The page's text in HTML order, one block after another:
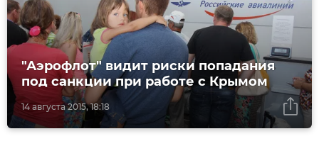
14 августа 2015, 18:18
"Аэрофлот" видит риски попадания
под санкции при работе с Крымом